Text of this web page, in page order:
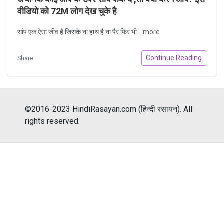
वीडियो को 72M लोग देख चुके है
सांप एक ऐसा जीव है जिसके ना हाथ है ना पैर फिर भी... more
Share Continue Reading
©2016-2023 HindiRasayan.com (हिन्दी रसायन). All
rights reserved.